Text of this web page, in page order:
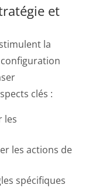
et
la
configuration
clés :
les
les actions de
spécifiques